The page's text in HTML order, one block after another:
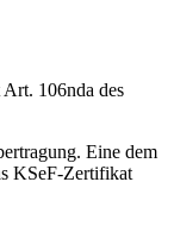
106nda des
Eine dem
KSeF-Zertifikat